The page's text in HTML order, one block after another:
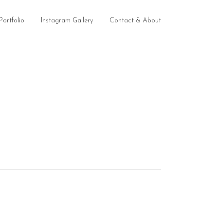
Portfolio Instagram Gallery Contact & About